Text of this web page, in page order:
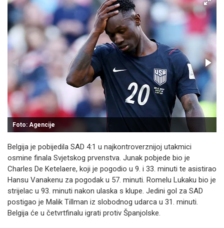
Foto: Agencije
Belgija je pobijedila SAD 4:1 u najkontroverznijoj utakmici
osmine finala Svjetskog prvenstva. Junak pobjede bio je
Charles De Ketelaere, koji je pogodio u 9. i 33. minuti te asistirao
Hansu Vanakenu za pogodak u 57. minuti. Romelu Lukaku bio je
strijelac u 93. minuti nakon ulaska s klupe. Jedini gol za SAD
postigao je Malik Tillman iz slobodnog udarca u 31. minuti.
Belgija će u četvrtfinalu igrati protiv Španjolske.